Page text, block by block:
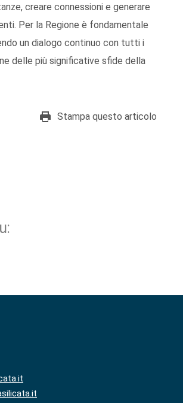
creare connessioni e generare
Per la Regione è fondamentale
un dialogo continuo con tutti i
delle più significative sfide della
Stampa questo articolo